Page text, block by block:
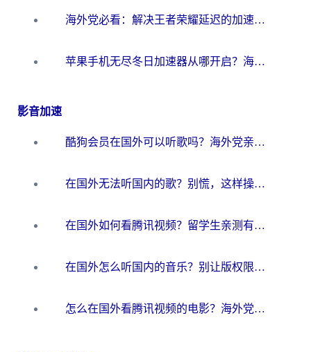
海外党必看：解决王者荣耀延迟的加速器终极指南——从EVE到猫和老鼠，一个工具全搞定
苹果手机无尽冬日加速器从哪开启？海外玩家的冬日生存指南
影音加速
酷狗会员在国外可以听歌吗？海外党亲测有效：3步解决音乐权限难题
在国外无法听国内的歌？别慌，这样操作就能畅听QQ音乐（附亲测加速器推荐）
在国外如何看腾讯视频？留学生亲测有效的回国加速方案
在国外怎么听国内的音乐？别让版权限制断了你的华语歌单
怎么在国外看腾讯视频的电影？海外党亲测有效的回国加速指南